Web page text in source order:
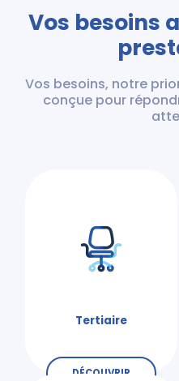
Vos besoins
Vos besoins, notre
conçue pour
Tertiaire
DÉCOUVRIR